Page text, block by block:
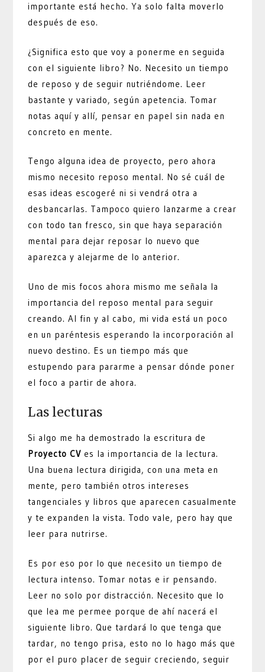
importante está hecho. Ya solo falta moverlo
después de eso.
¿Significa esto que voy a ponerme en seguida
con el siguiente libro? No. Necesito un tiempo
de reposo y de seguir nutriéndome. Leer
bastante y variado, según apetencia. Tomar
notas aquí y allí, pensar en papel sin nada en
concreto en mente.
Tengo alguna idea de proyecto, pero ahora
mismo necesito reposo mental. No sé cuál de
esas ideas escogeré ni si vendrá otra a
desbancarlas. Tampoco quiero lanzarme a crear
con todo tan fresco, sin que haya separación
mental para dejar reposar lo nuevo que
aparezca y alejarme de lo anterior.
Uno de mis focos ahora mismo me señala la
importancia del reposo mental para seguir
creando. Al fin y al cabo, mi vida está un poco
en un paréntesis esperando la incorporación al
nuevo destino. Es un tiempo más que
estupendo para pararme a pensar dónde poner
el foco a partir de ahora.
Las lecturas
Si algo me ha demostrado la escritura de
Proyecto CV es la importancia de la lectura.
Una buena lectura dirigida, con una meta en
mente, pero también otros intereses
tangenciales y libros que aparecen casualmente
y te expanden la vista. Todo vale, pero hay que
leer para nutrirse.
Es por eso por lo que necesito un tiempo de
lectura intenso. Tomar notas e ir pensando.
Leer no solo por distracción. Necesito que lo
que lea me permee porque de ahí nacerá el
siguiente libro. Que tardará lo que tenga que
tardar, no tengo prisa, esto no lo hago más que
por el puro placer de seguir creciendo, seguir